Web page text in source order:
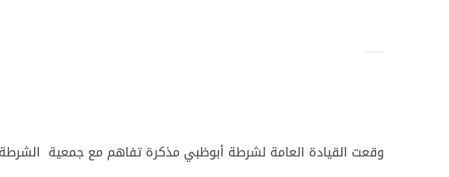
وقعت القيادة العامة لشرطة أبوظبي مذكرة تفاهم مع جمعية الشرطة